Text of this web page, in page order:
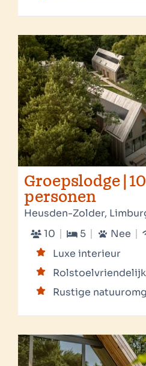
Groepslodge | 10
personen
Heusden-Zolder,
10
5 Nee
Luxe interieur
Rolstoelvriendelijk
Rustige